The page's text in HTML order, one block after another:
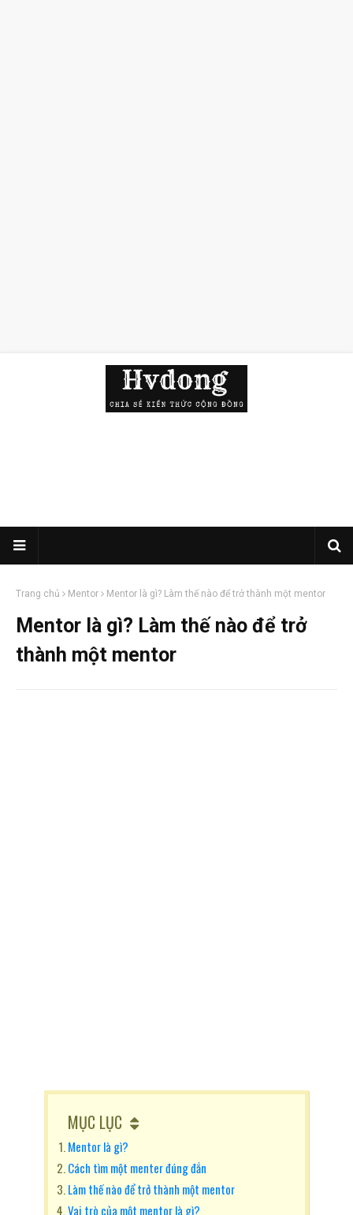
Trang chủ Mentor Mentor là gì? Làm thế nào để trở thành một mentor
Mentor là gì? Làm thế nào để trở
thành một mentor
MỤC LỤC
Mentor là gì?
Cách tìm một menter đúng đắn
Làm thế nào để trở thành một mentor
Vai trò của một mentor là gì?